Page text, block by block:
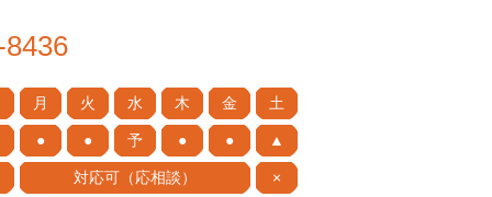
月 火 水 木 金 土
● ● 予 ● ● ▲
対応可（応相談）
×